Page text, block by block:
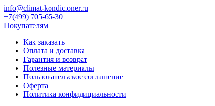
info@climat-kondicioner.ru
+7(499) 705-65-30
Покупателям
Как заказать
Оплата и доставка
Гарантия и возврат
Полезные материалы
Пользовательское соглашение
Оферта
Политика конфидициальности